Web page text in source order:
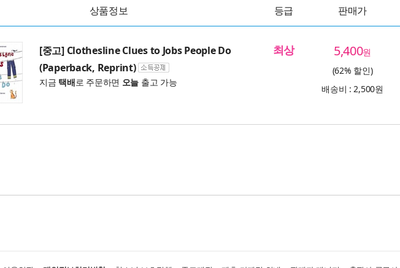
상품정보 등급 판매가
[중고] Clothesline Clues to Jobs People Do
(Paperback, Reprint)
지금 택배로 주문하면 오늘 출고 가능
최상 5,400원
(62% 할인)
배송비 : 2,500원